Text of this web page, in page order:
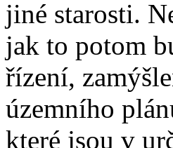
jiné starosti.
jak to potom
řízení,
územního
které jsou v